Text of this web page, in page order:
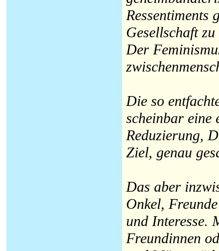
Ressentiments
Gesellschaft
Der
Die so
scheinbar eine
Reduzierung,
Ziel, genau
Das aber
Onkel,
und Interesse.
Freundinnen